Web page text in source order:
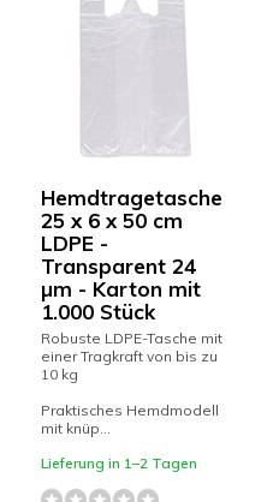
Hemdtragetasche
25 x 6 x 50 cm
LDPE -
Transparent 24
µm - Karton mit
1.000 Stück
Robuste LDPE-Tasche mit
einer Tragkraft von bis zu
10 kg
Praktisches Hemdmodell
mit knüp...
Lieferung in 1–2 Tagen